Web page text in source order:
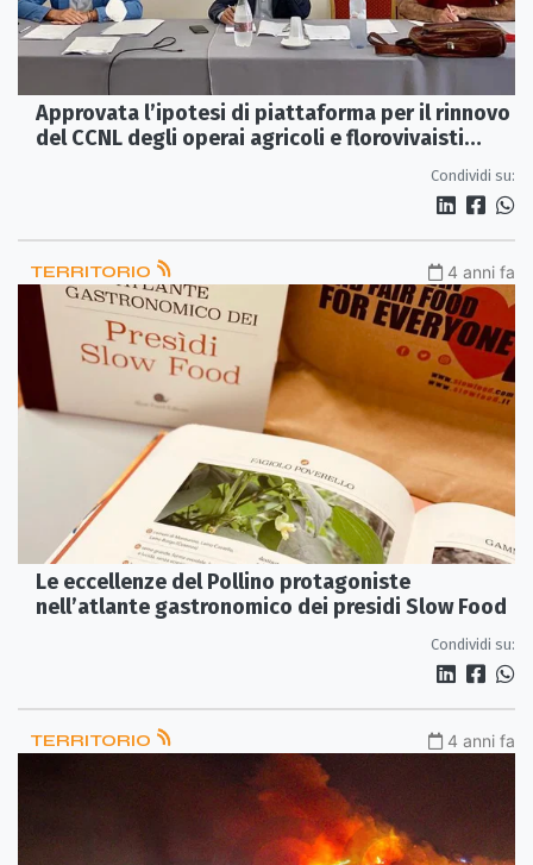
Approvata l’ipotesi di piattaforma per il rinnovo
del CCNL degli operai agricoli e florovivaisti
Condividi su:
TERRITORIO 4 anni fa
Le eccellenze del Pollino protagoniste
nell’atlante gastronomico dei presidi Slow Food
Condividi su:
TERRITORIO 4 anni fa